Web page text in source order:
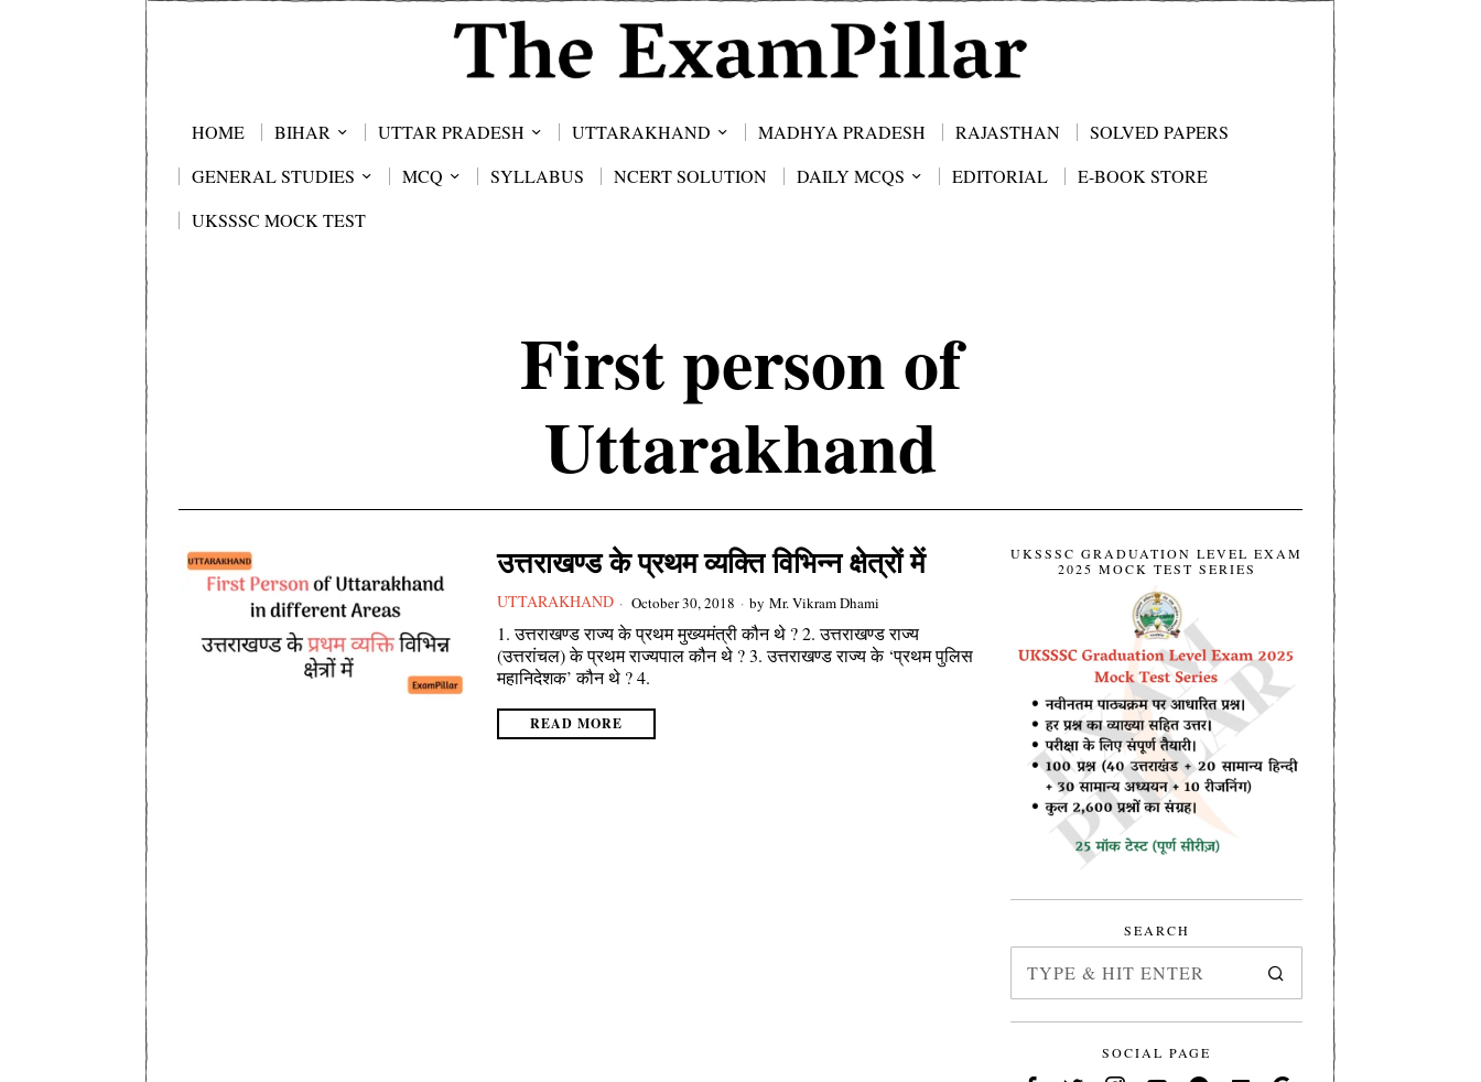
HOME BIHAR UTTAR PRADESH UTTARAKHAND MADHYA PRADESH RAJASTHAN
SOLVED PAPERS
GENERAL STUDIES
MCQ SYLLABUS NCERT SOLUTION DAILY MCQS EDITORIAL
E-BOOK STORE
UKSSSC MOCK TEST
First person of
Uttarakhand
उत्तराखण्ड के प्रथम व्यक्ति विभिन्न क्षेत्रों में
UTTARAKHAND October 30, 2018 by Mr. Vikram Dhami
1. उत्तराखण्ड राज्य के प्रथम मुख्यमंत्री कौन थे ? 2. उत्तराखण्ड राज्य
(उत्तरांचल) के प्रथम राज्यपाल कौन थे ? 3. उत्तराखण्ड राज्य के ‘प्रथम पुलिस
महानिदेशक’ कौन थे ? 4.
READ MORE
UKSSSC GRADUATION LEVEL EXAM
2025 MOCK TEST SERIES
SEARCH
SOCIAL PAGE